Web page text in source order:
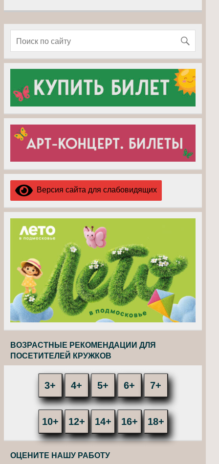
Версия сайта для слабовидящих
ВОЗРАСТНЫЕ РЕКОМЕНДАЦИИ ДЛЯ
ПОСЕТИТЕЛЕЙ КРУЖКОВ
3+ 4+ 5+ 6+ 7+
10+ 12+ 14+ 16+ 18+
ОЦЕНИТЕ НАШУ РАБОТУ